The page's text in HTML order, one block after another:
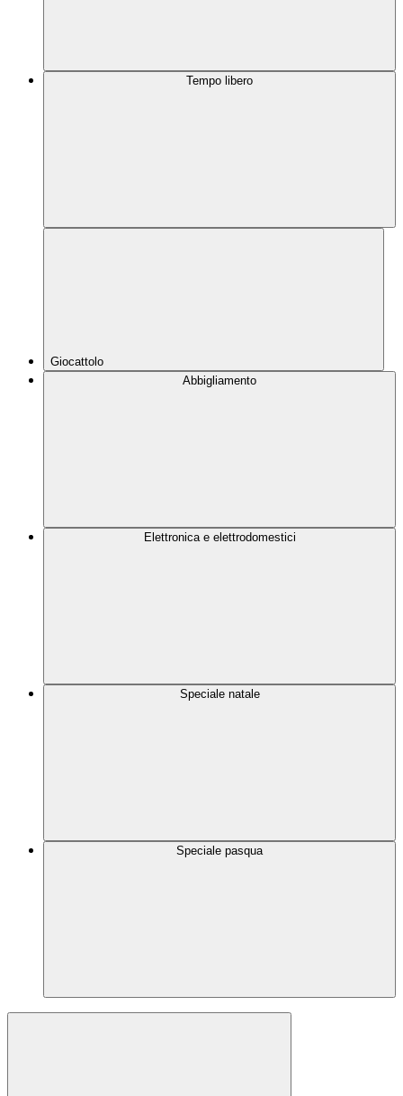
Tempo libero
Giocattolo
Abbigliamento
Elettronica e elettrodomestici
Speciale natale
Speciale pasqua